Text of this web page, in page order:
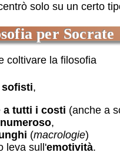
solo su un certo
per Socrate
coltivare la filosofia
sofisti,
a tutti i costi (anche a
,
(macrologie)
leva sull'emotività.